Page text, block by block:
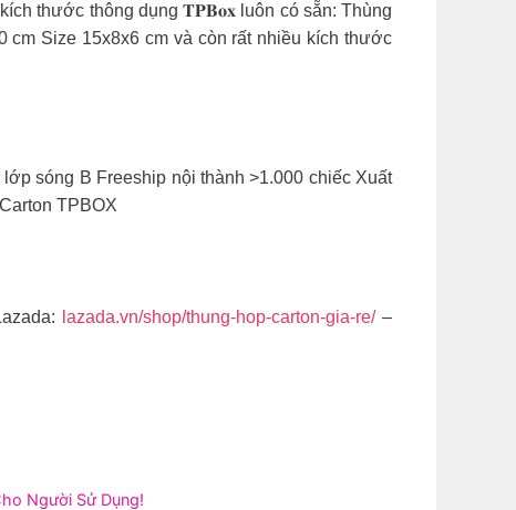
thước thông dụng 𝐓𝐏𝐁𝐨𝐱 luôn có sẵn: Thùng
cm Size 15x8x6 cm và còn rất nhiều kích thước
sóng B Freeship nội thành >1.000 chiếc Xuất
TPBOX
lazada.vn/shop/thung-hop-carton-gia-re/–
Người Sử Dụng!